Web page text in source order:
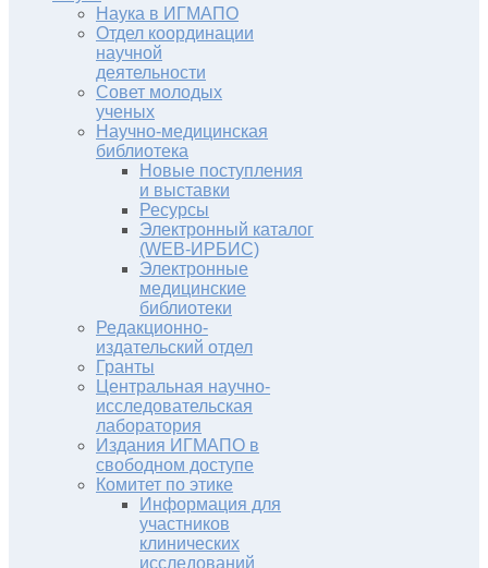
Наука в ИГМАПО
Отдел координации
научной
деятельности
Совет молодых
ученых
Научно-медицинская
библиотека
Новые поступления
и выставки
Ресурсы
Электронный каталог
(WEB-ИРБИС)
Электронные
медицинские
библиотеки
Редакционно-
издательский отдел
Гранты
Центральная научно-
исследовательская
лаборатория
Издания ИГМАПО в
свободном доступе
Комитет по этике
Информация для
участников
клинических
исследований